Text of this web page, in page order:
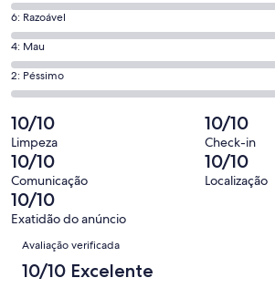
o
que
significa
“Excelente”.
4
de
4
avaliações.
de
8,
o
que
significa
0
de
4
avaliações.
Pontuação
de
6,
o
que
significa
“Razoável”.
0
de
4
avaliações.
6: Razoável
Pontuação
de
4,
que
significa
“Mau”.
0
de
4
avaliações.
4: Mau
Pontuação
de
2,
o
que
significa
“Péssimo”.
0
avaliações.
2: Péssimo
10/10
Limpeza
10/10
Check-in
10/10
Comunicação
10/10
Localização
10/10
Exatidão do anúncio
Avaliações
Avaliação verificada
10/10 Excelente